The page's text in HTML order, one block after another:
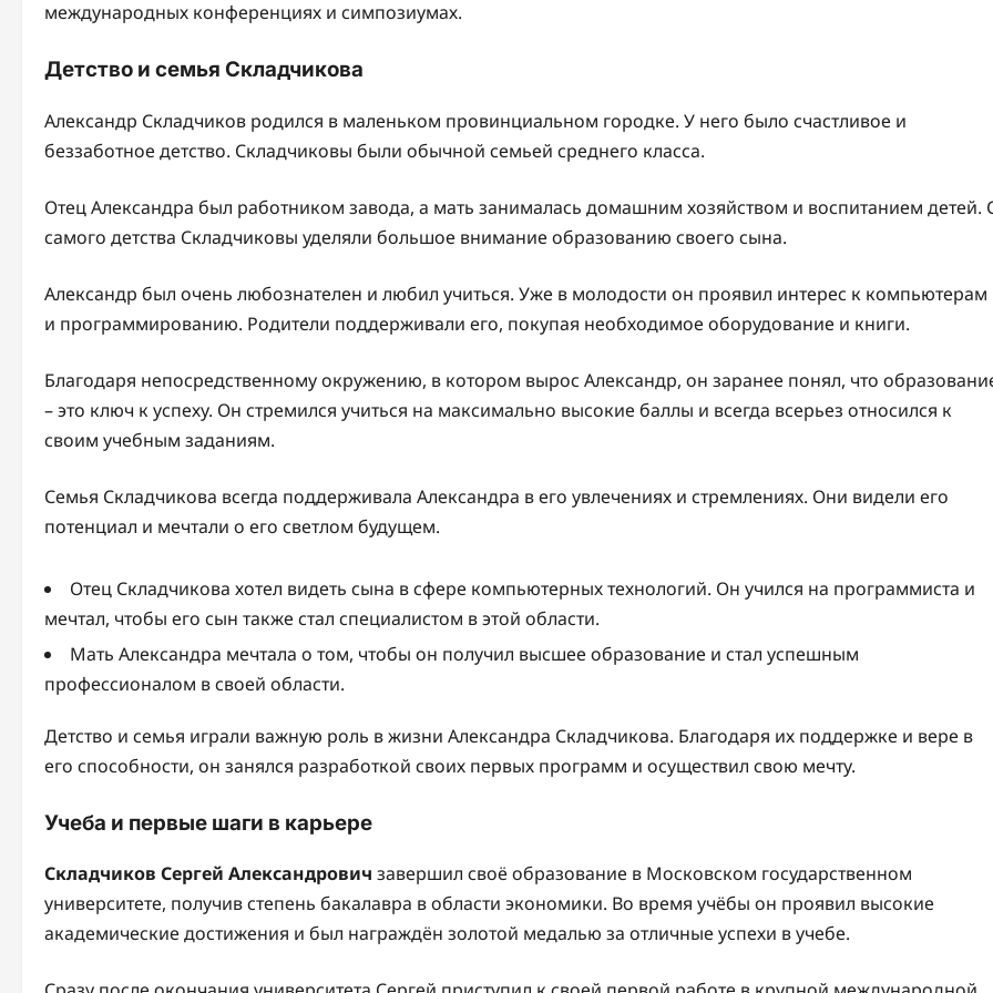
международных конференциях и симпозиумах.
Детство и семья Складчикова
Александр Складчиков родился в маленьком провинциальном городке. У него было счастливое и
беззаботное детство. Складчиковы были обычной семьей среднего класса.
Отец Александра был работником завода, а мать занималась домашним хозяйством и воспитанием детей.
самого детства Складчиковы уделяли большое внимание образованию своего сына.
Александр был очень любознателен и любил учиться. Уже в молодости он проявил интерес к компьютерам
и программированию. Родители поддерживали его, покупая необходимое оборудование и книги.
Благодаря непосредственному окружению, в котором вырос Александр, он заранее понял, что
– это ключ к успеху. Он стремился учиться на максимально высокие баллы и всегда всерьез относился к
своим учебным заданиям.
Семья Складчикова всегда поддерживала Александра в его увлечениях и стремлениях. Они видели его
потенциал и мечтали о его светлом будущем.
Отец Складчикова хотел видеть сына в сфере компьютерных технологий. Он учился на программиста и
мечтал, чтобы его сын также стал специалистом в этой области.
Мать Александра мечтала о том, чтобы он получил высшее образование и стал успешным
профессионалом в своей области.
Детство и семья играли важную роль в жизни Александра Складчикова. Благодаря их поддержке и вере в
его способности, он занялся разработкой своих первых программ и осуществил свою мечту.
Учеба и первые шаги в карьере
Складчиков Сергей Александрович завершил своё образование в Московском государственном
университете, получив степень бакалавра в области экономики. Во время учёбы он проявил высокие
академические достижения и был награждён золотой медалью за отличные успехи в учебе.